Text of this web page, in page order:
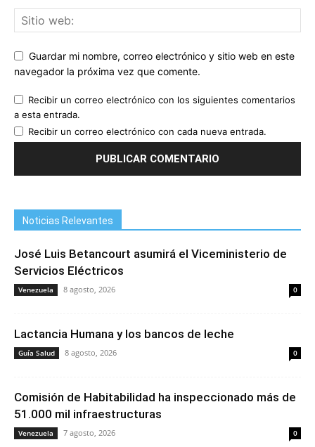
Guardar mi nombre, correo electrónico y sitio web en este
navegador la próxima vez que comente.
Recibir un correo electrónico con los siguientes comentarios
a esta entrada.
Recibir un correo electrónico con cada nueva entrada.
Noticias Relevantes
José Luis Betancourt asumirá el Viceministerio de
Servicios Eléctricos
Venezuela 8 agosto, 2026 0
Lactancia Humana y los bancos de leche
Guía Salud 8 agosto, 2026 0
Comisión de Habitabilidad ha inspeccionado más de
51.000 mil infraestructuras
Venezuela 7 agosto, 2026 0